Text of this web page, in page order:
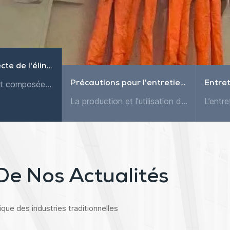
Utilisation correcte de l'élingue plate
L'élingue plate est composée de fibres synthétiques de haute qualité comme matières premières, utilisant une technologie et un équipement de tissage, et cousue par différentes méthodes de couture. Com... Précautions pour l'entretien de l'élingue flexible
La production et l'utilisation de courroies de levage en fibres synthétiques en Europe et aux États-Unis ont commencé il y a 30 ans et représentent aujourd'hui près de 70 % de la consommation totale d...
Nos Actualités
des industries traditionnelles